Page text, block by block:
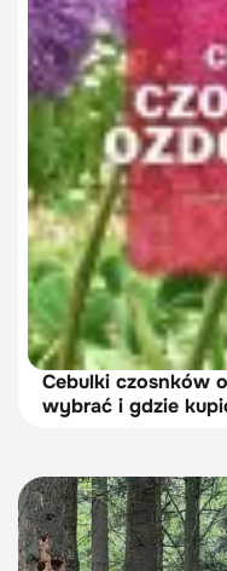
Cebulki czosnków
wybrać i gdzie